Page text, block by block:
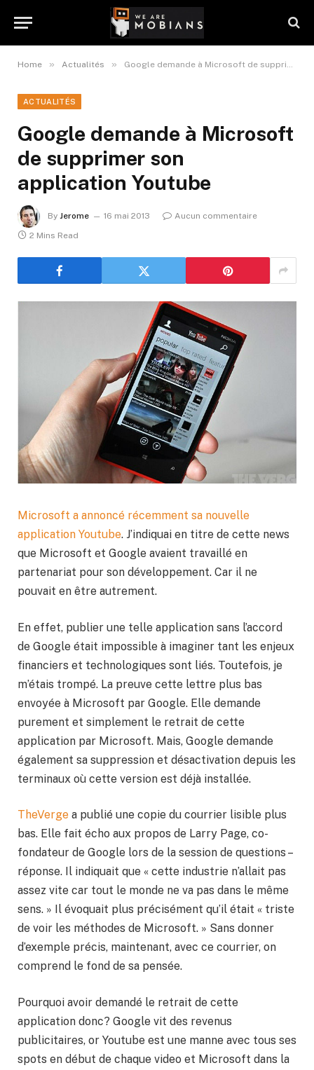
Home » Actualités » Google demande à Microsoft de supprimer son application Youtube
ACTUALITÉS
Google demande à Microsoft
de supprimer son
application Youtube
By Jerome 16 mai 2013
Aucun commentaire
2 Mins Read
Microsoft a annoncé récemment sa nouvelle
application Youtube. J’indiquai en titre de cette news
que Microsoft et Google avaient travaillé en
partenariat pour son développement. Car il ne
pouvait en être autrement.
En effet, publier une telle application sans l’accord
de Google était impossible à imaginer tant les enjeux
financiers et technologiques sont liés. Toutefois, je
m’étais trompé. La preuve cette lettre plus bas
envoyée à Microsoft par Google. Elle demande
purement et simplement le retrait de cette
application par Microsoft. Mais, Google demande
également sa suppression et désactivation depuis les
terminaux où cette version est déjà installée.
TheVerge a publié une copie du courrier lisible plus
bas. Elle fait écho aux propos de Larry Page, co-
fondateur de Google lors de la session de questions –
réponse. Il indiquait que « cette industrie n’allait pas
assez vite car tout le monde ne va pas dans le même
sens. » Il évoquait plus précisément qu’il était « triste
de voir les méthodes de Microsoft. » Sans donner
d’exemple précis, maintenant, avec ce courrier, on
comprend le fond de sa pensée.
Pourquoi avoir demandé le retrait de cette
application donc? Google vit des revenus
publicitaires, or Youtube est une manne avec tous ses
spots en début de chaque video et Microsoft dans la